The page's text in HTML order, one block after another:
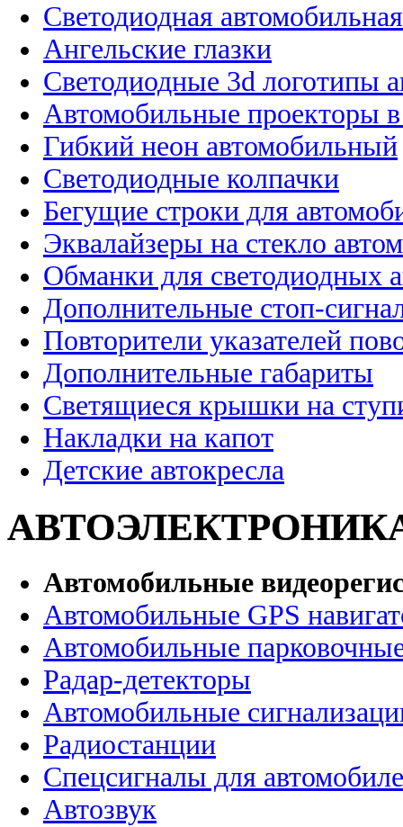
Светодиодная
Ангельские глазки
Светодиодные 3d логотипы
Автомобильные проекторы
Гибкий неон автомобильный
Светодиодные колпачки
Бегущие строки для
Эквалайзеры на стекло
Обманки для светодиодных
Дополнительные стоп-
Повторители указателей
Дополнительные габариты
Светящиеся крышки на
Накладки на капот
Детские автокресла
Автомобильные
Автомобильные GPS
Автомобильные
Радар-детекторы
Автомобильные
Радиостанции
Спецсигналы для
Автозвук